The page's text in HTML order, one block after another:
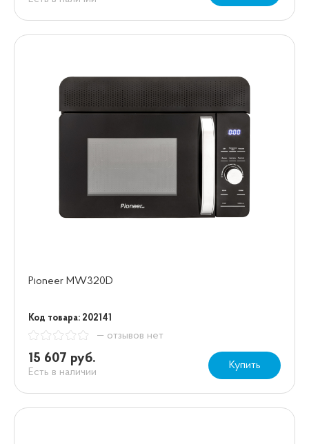
Pioneer MW320D
Код товара: 202141
— отзывов нет
15 607 руб.
Есть в наличии
Купить